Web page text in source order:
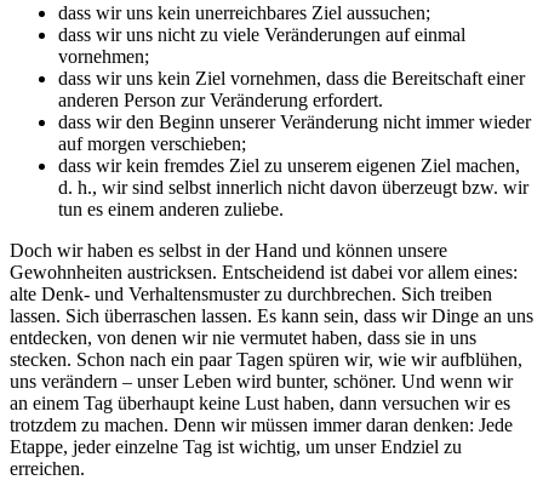
dass wir uns kein unerreichbares Ziel aussuchen;
dass wir uns nicht zu viele Veränderungen auf einmal
vornehmen;
dass wir uns kein Ziel vornehmen, dass die Bereitschaft einer
anderen Person zur Veränderung erfordert.
dass wir den Beginn unserer Veränderung nicht immer wieder
auf morgen verschieben;
dass wir kein fremdes Ziel zu unserem eigenen Ziel machen,
d. h., wir sind selbst innerlich nicht davon überzeugt bzw. wir
tun es einem anderen zuliebe.
Doch wir haben es selbst in der Hand und können unsere
Gewohnheiten austricksen. Entscheidend ist dabei vor allem eines:
alte Denk- und Verhaltensmuster zu durchbrechen. Sich treiben
lassen. Sich überraschen lassen. Es kann sein, dass wir Dinge an uns
entdecken, von denen wir nie vermutet haben, dass sie in uns
stecken. Schon nach ein paar Tagen spüren wir, wie wir aufblühen,
uns verändern – unser Leben wird bunter, schöner. Und wenn wir
an einem Tag überhaupt keine Lust haben, dann versuchen wir es
trotzdem zu machen. Denn wir müssen immer daran denken: Jede
Etappe, jeder einzelne Tag ist wichtig, um unser Endziel zu
erreichen.